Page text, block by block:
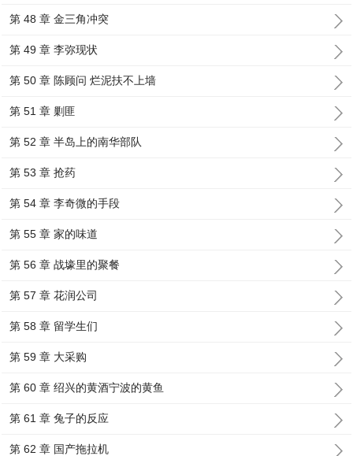
第 48 章 金三角冲突
第 49 章 李弥现状
第 50 章 陈顾问 烂泥扶不上墙
第 51 章 剿匪
第 52 章 半岛上的南华部队
第 53 章 抢药
第 54 章 李奇微的手段
第 55 章 家的味道
第 56 章 战壕里的聚餐
第 57 章 花润公司
第 58 章 留学生们
第 59 章 大采购
第 60 章 绍兴的黄酒宁波的黄鱼
第 61 章 兔子的反应
第 62 章 国产拖拉机